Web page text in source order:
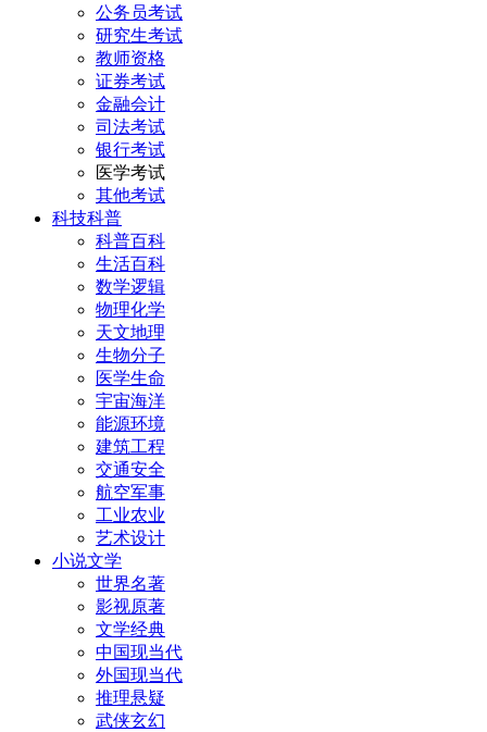
公务员考试
研究生考试
教师资格
证券考试
金融会计
司法考试
银行考试
医学考试
其他考试
科技科普
科普百科
生活百科
数学逻辑
物理化学
天文地理
生物分子
医学生命
宇宙海洋
能源环境
建筑工程
交通安全
航空军事
工业农业
艺术设计
小说文学
世界名著
影视原著
文学经典
中国现当代
外国现当代
推理悬疑
武侠玄幻